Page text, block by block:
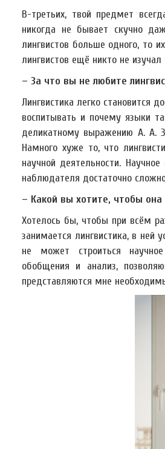
В-третьих, твой предмет
никогда не бывает скучно
лингвистов больше одного, то
лингвистов ещё никто не
– За что вы не любите
Лингвистика легко становится
воспитывать и почему языки
деликатному выражению А. А.
Намного хуже то, что
научной деятельности.
наблюдателя достаточно
– Какой вы хотите, чтобы она
Хотелось бы, чтобы при всём
занимается лингвистика, в ней
не может строиться научное
обобщения и анализ,
представляются мне